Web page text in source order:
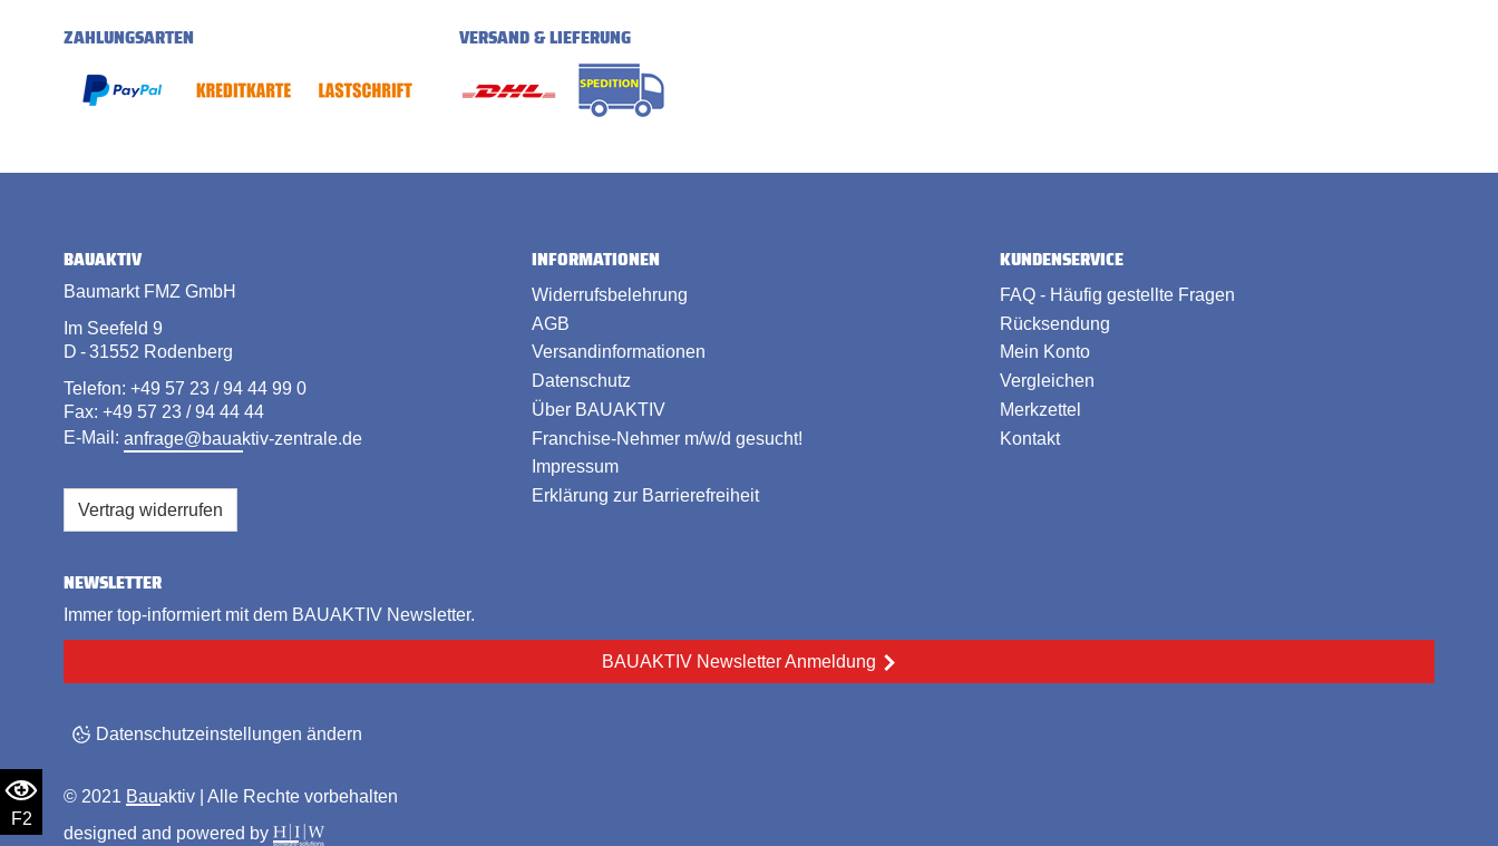
F2
ZAHLUNGSARTEN VERSAND & LIEFERUNG
BAUAKTIV
Baumarkt FMZ GmbH
Im Seefeld 9
D - 31552 Rodenberg
Telefon: +49 57 23 / 94 44 99 0
Fax: +49 57 23 / 94 44 44
E-Mail: anfrage@bauaktiv-zentrale.de
Vertrag widerrufen
INFORMATIONEN
Widerrufsbelehrung
AGB
Versandinformationen
Datenschutz
Über BAUAKTIV
Franchise-Nehmer m/w/d gesucht!
Impressum
Erklärung zur Barrierefreiheit
KUNDENSERVICE
FAQ - Häufig gestellte Fragen
Rücksendung
Mein Konto
Vergleichen
Merkzettel
Kontakt
NEWSLETTER
Immer top-informiert mit dem BAUAKTIV Newsletter.
BAUAKTIV Newsletter Anmeldung
Datenschutzeinstellungen ändern
© 2021 Bauaktiv | Alle Rechte vorbehalten
designed and powered by